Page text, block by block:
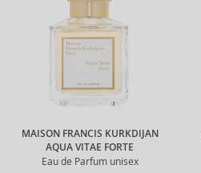
MAISON FRANCIS KURKDIJAN
AQUA VITAE FORTE
Eau de Parfum unisex